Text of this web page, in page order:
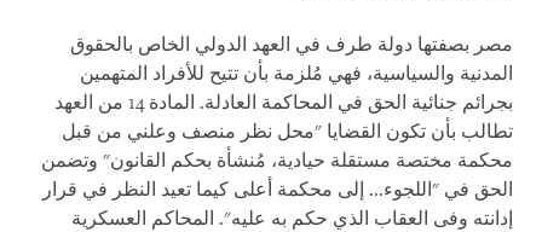
مصر بصفتها دولة طرف في العهد الدولي الخاص بالحقوق
المدنية والسياسية، فهي مُلزمة بأن تتيح للأفراد المتهمين
بجرائم جنائية الحق في المحاكمة العادلة. المادة 14 من العهد
تطالب بأن تكون القضايا "محل نظر منصف وعلني من قبل
محكمة مختصة مستقلة حيادية، مُنشأة بحكم القانون" وتضمن
الحق في "اللجوء... إلى محكمة أعلى كيما تعيد النظر في قرار
إدانته وفى العقاب الذي حكم به عليه". المحاكم العسكرية